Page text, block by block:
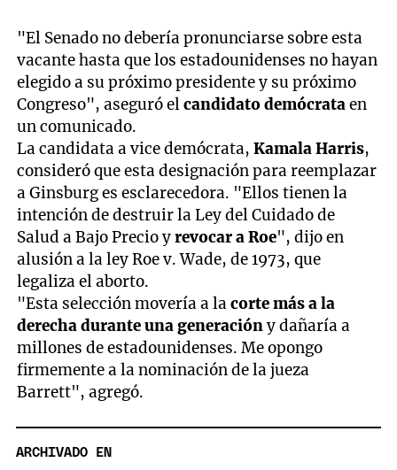
"El Senado no debería pronunciarse sobre esta
vacante hasta que los estadounidenses no hayan
elegido a su próximo presidente y su próximo
Congreso", aseguró elcandidato demócrataen
un comunicado.
La candidata a vice demócrata,Kamala Harris,
consideró que esta designación para reemplazar
a Ginsburg es esclarecedora. "Ellos tienen la
intención de destruir la Ley del Cuidado de
Salud a Bajo Precio yrevocar a Roe", dijo en
alusión a la ley Roe v. Wade, de 1973, que
legaliza el aborto.
"Esta selección movería a lacorte más a la
derecha durante una generacióny dañaría a
millones de estadounidenses. Me opongo
firmemente a la nominación de la jueza
Barrett", agregó.
ARCHIVADO EN